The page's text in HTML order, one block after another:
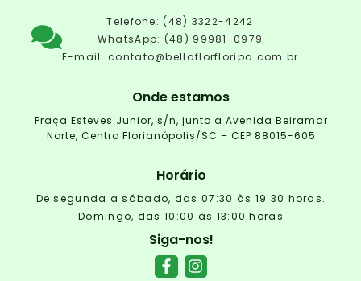
Telefone: (48) 3322-4242
WhatsApp: (48) 99981-0979
E-mail:contato@bellaflorfloripa.com.br
Onde estamos
Praça Esteves Junior, s/n, junto a Avenida Beiramar
Norte, Centro Florianópolis/SC – CEP 88015-605
Horário
De segunda a sábado, das 07:30 às 19:30 horas.
Domingo, das 10:00 às 13:00 horas
Siga-nos!